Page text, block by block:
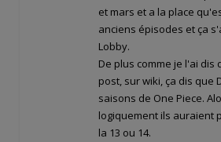
et mars et a la place
anciens épisodes et ça
Lobby.
De plus comme je l'ai dis
post, sur wiki, ça dis que
saisons de One Piece.
logiquement ils auraient
la 13 ou 14.